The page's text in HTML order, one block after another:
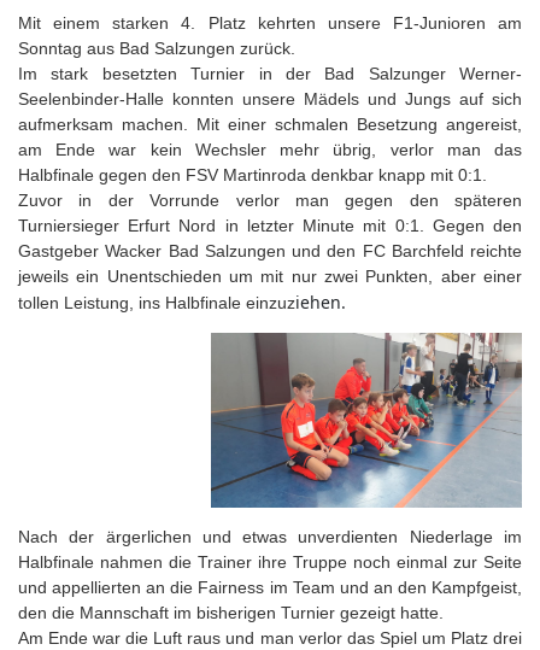
Mit einem starken 4. Platz kehrten unsere F1-Junioren am
Sonntag aus Bad Salzungen zurück.
Im stark besetzten Turnier in der Bad Salzunger Werner-
Seelenbinder-Halle konnten unsere Mädels und Jungs auf sich
aufmerksam machen. Mit einer schmalen Besetzung angereist,
am Ende war kein Wechsler mehr übrig, verlor man das
Halbfinale gegen den FSV Martinroda denkbar knapp mit 0:1.
Zuvor in der Vorrunde verlor man gegen den späteren
Turniersieger Erfurt Nord in letzter Minute mit 0:1. Gegen den
Gastgeber Wacker Bad Salzungen und den FC Barchfeld reichte
jeweils ein Unentschieden um mit nur zwei Punkten, aber einer
tollen Leistung, ins Halbfinale einzuziehen.
Nach der ärgerlichen und etwas unverdienten Niederlage im
Halbfinale nahmen die Trainer ihre Truppe noch einmal zur Seite
und appellierten an die Fairness im Team und an den Kampfgeist,
den die Mannschaft im bisherigen Turnier gezeigt hatte.
Am Ende war die Luft raus und man verlor das Spiel um Platz drei